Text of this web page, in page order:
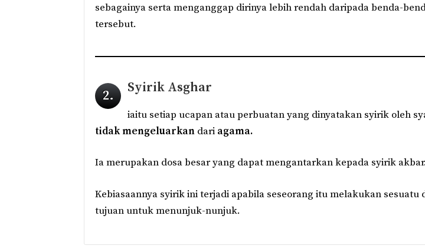
sebagainya serta menganggap dirinya lebih rendah daripada benda-
tersebut.
2.
Syirik Asghar
iaitu setiap ucapan atau perbuatan yang dinyatakan syirik oleh
tidak mengeluarkan dari agama.
Ia merupakan dosa besar yang dapat mengantarkan kepada syirik akbar.
Kebiasaannya syirik ini terjadi apabila seseorang itu melakukan sesuatu
tujuan untuk menunjuk-nunjuk.